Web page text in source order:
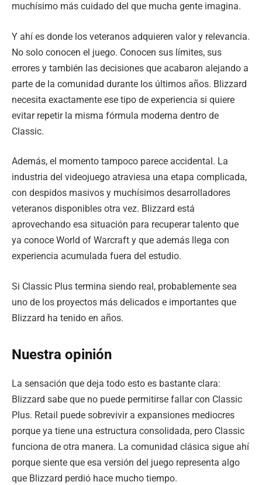
muchísimo más cuidado del que mucha gente imagina.
Y ahí es donde los veteranos adquieren valor y relevancia.
No solo conocen el juego. Conocen sus límites, sus
errores y también las decisiones que acabaron alejando a
parte de la comunidad durante los últimos años. Blizzard
necesita exactamente ese tipo de experiencia si quiere
evitar repetir la misma fórmula moderna dentro de
Classic.
Además, el momento tampoco parece accidental. La
industria del videojuego atraviesa una etapa complicada,
con despidos masivos y muchísimos desarrolladores
veteranos disponibles otra vez. Blizzard está
aprovechando esa situación para recuperar talento que
ya conoce World of Warcraft y que además llega con
experiencia acumulada fuera del estudio.
Si Classic Plus termina siendo real, probablemente sea
uno de los proyectos más delicados e importantes que
Blizzard ha tenido en años.
Nuestra opinión
La sensación que deja todo esto es bastante clara:
Blizzard sabe que no puede permitirse fallar con Classic
Plus. Retail puede sobrevivir a expansiones mediocres
porque ya tiene una estructura consolidada, pero Classic
funciona de otra manera. La comunidad clásica sigue ahí
porque siente que esa versión del juego representa algo
que Blizzard perdió hace mucho tiempo.